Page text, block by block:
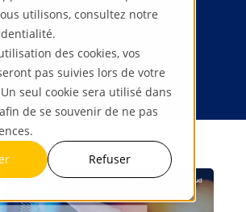
utilisons, consultez notre
des cookies, vos
pas suivies lors de votre
seul cookie sera utilisé dans
de se souvenir de ne pas
Refuser
cloud